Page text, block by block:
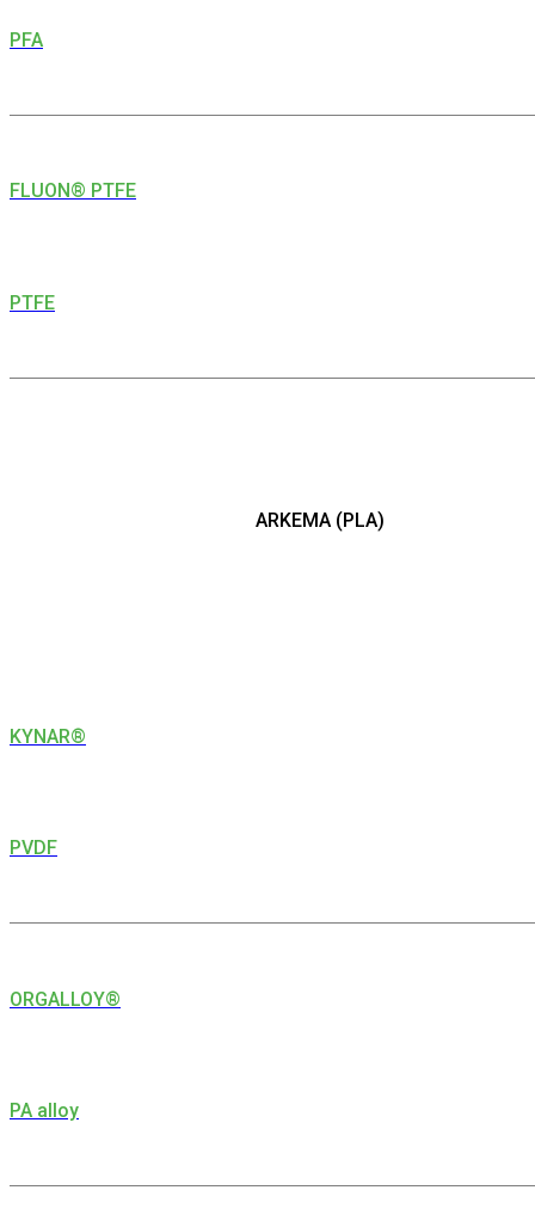
PFA
FLUON® PTFE
PTFE
ARKEMA (PLA)
KYNAR®
PVDF
ORGALLOY®
PA alloy